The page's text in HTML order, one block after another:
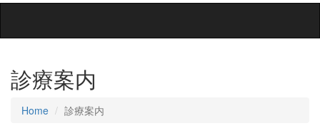
診療案内
Home 診療案内